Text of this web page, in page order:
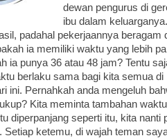
dewan pengurus di
ibu dalam
padahal pekerjaannya beragam
ia memiliki waktu yang lebih
ia punya 36 atau 48 jam? Tentu
berlaku sama bagi kita semua di
ini. Pernahkah anda mengeluh
Kita meminta tambahan
diperpanjang seperti itu, kita nanti
Setiap ketemu, di wajah teman